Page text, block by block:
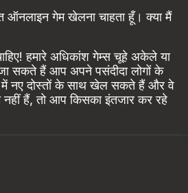
ऑनलाइन गेम खेलना चाहता हूँ। क्या मैं
हमारे अधिकांश गेम्स चूहे अकेले या
सकते हैं आप अपने पसंदीदा लोगों के
में नए दोस्तों के साथ खेल सकते हैं और वे
नहीं हैं, तो आप किसका इंतजार कर रहे